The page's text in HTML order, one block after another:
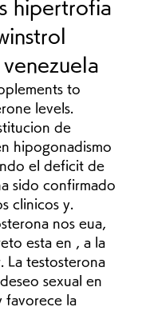
hipertrofia
to
levels.
de
hipogonadismo
el deficit de
sido confirmado
clinicos y.
nos eua,
esta en , a la
La testosterona
sexual en
favorece la